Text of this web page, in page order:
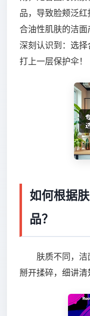
品，导致脸颊泛
合油性肌肤的洁
深刻认识到：选
打上一层保护伞！
如何根据
品？
肤质不同，洁
掰开揉碎，细讲清